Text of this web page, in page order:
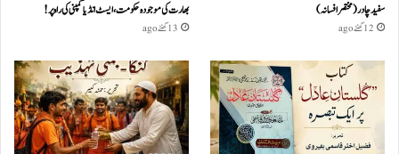
سفید چادر( مختصر افسانہ)
12 گھنٹے ago
بھارت کی موجودہ حکومت،ایسٹ انڈیا کمپنی کی راہ پر!
13 گھنٹے ago